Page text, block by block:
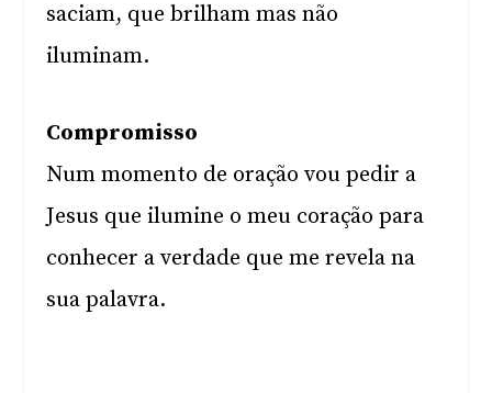
saciam, que brilham mas não
iluminam.
Compromisso
Num momento de oração vou pedir a
Jesus que ilumine o meu coração para
conhecer a verdade que me revela na
sua palavra.